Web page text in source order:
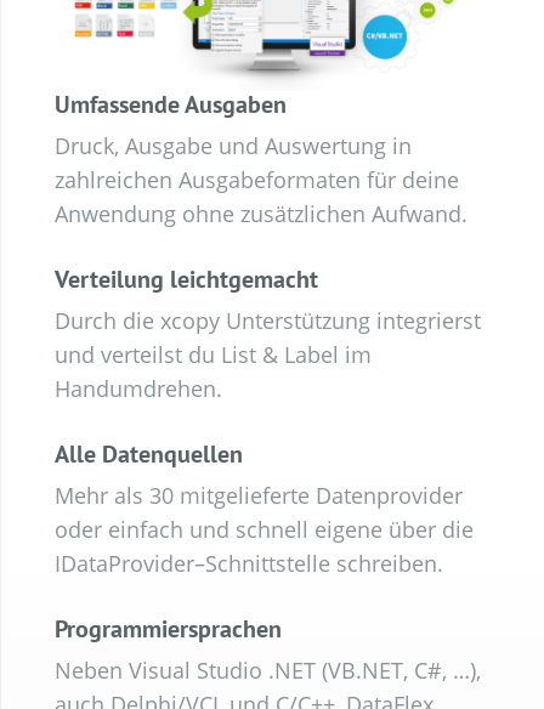
Umfassende Ausgaben
Druck, Ausgabe und Auswertung in
zahlreichen Ausgabeformaten für deine
Anwendung ohne zusätzlichen Aufwand.
Verteilung leichtgemacht
Durch die xcopy Unterstützung integrierst
und verteilst du List & Label im
Handumdrehen.
Alle Datenquellen
Mehr als 30 mitgelieferte Datenprovider
oder einfach und schnell eigene über die
IDataProvider–Schnittstelle schreiben.
Programmiersprachen
Neben Visual Studio .NET (VB.NET, C#, …),